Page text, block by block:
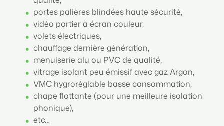
portes palières blindées haute sécurité,
vidéo portier à écran couleur,
volets électriques,
chauffage dernière génération,
menuiserie alu ou PVC de qualité,
vitrage isolant peu émissif avec gaz Argon,
VMC hygroréglable basse consommation,
chape flottante (pour une meilleure isolation
phonique),
etc…